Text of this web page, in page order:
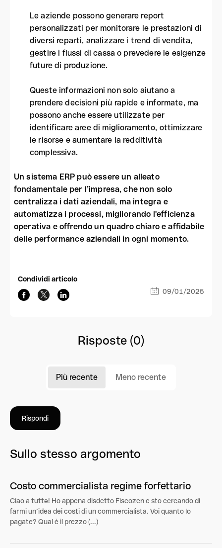
Le aziende possono generare report
personalizzati per monitorare le prestazioni di
diversi reparti, analizzare i trend di vendita,
gestire i flussi di cassa o prevedere le esigenze
future di produzione.
Queste informazioni non solo aiutano a
prendere decisioni più rapide e informate, ma
possono anche essere utilizzate per
identificare aree di miglioramento, ottimizzare
le risorse e aumentare la redditività
complessiva.
Un sistema ERP può essere un alleato
fondamentale per l’impresa, che non solo
centralizza i dati aziendali, ma integra e
automatizza i processi, migliorando l'efficienza
operativa e offrendo un quadro chiaro e affidabile
delle performance aziendali in ogni momento.
Condividi articolo
09/01/2025
Risposte (0)
Più recente Meno recente
Rispondi
Sullo stesso argomento
Costo commercialista regime forfettario
Ciao a tuttə! Ho appena disdetto Fiscozen e sto cercando di
farmi un’idea dei costi di un commercialista. Voi quanto lo
pagate? Qual è il prezzo (...)